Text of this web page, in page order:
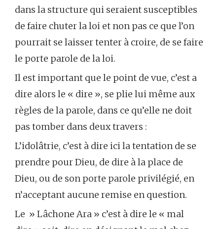
dans la structure qui seraient susceptibles
de faire chuter la loi et non pas ce que l’on
pourrait se laisser tenter à croire, de se faire
le porte parole de la loi.
Il est important que le point de vue, c’est a
dire alors le « dire », se plie lui même aux
règles de la parole, dans ce qu’elle ne doit
pas tomber dans deux travers :
L’idolâtrie, c’est à dire ici la tentation de se
prendre pour Dieu, de dire à la place de
Dieu, ou de son porte parole privilégié, en
n’acceptant aucune remise en question.
Le » Lâchone Ara » c’est à dire le « mal